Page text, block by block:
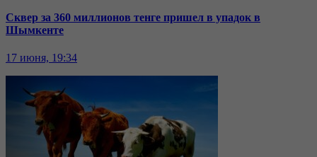
Сквер за 360 миллионов тенге пришел в упадок в
Шымкенте
17 июня, 19:34